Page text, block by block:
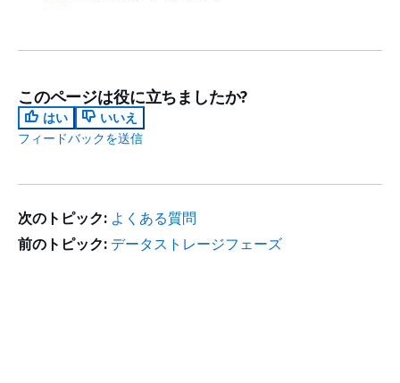
このページは役に立ちましたか?
はい
いいえ
フィードバックを送信
次のトピック: よくある質問
前のトピック: データストレージフェーズ